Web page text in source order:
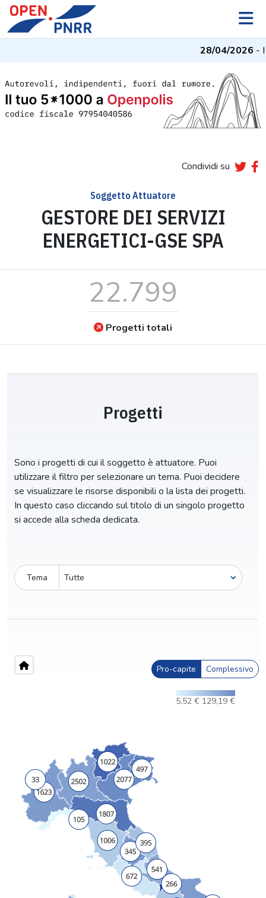
28/04/2026- I
Condividi su
Soggetto Attuatore
GESTORE DEI SERVIZI
ENERGETICI-GSE SPA
22.799
Progetti totali
Progetti
Sono i progetti di cui il soggetto è attuatore. Puoi
utilizzare il filtro per selezionare un tema. Puoi decidere
se visualizzare le risorse disponibili o la lista dei progetti.
In questo caso cliccando sul titolo di un singolo progetto
si accede alla scheda dedicata.
Tema
Pro-capite Complessivo
5,52 € 129,19 €